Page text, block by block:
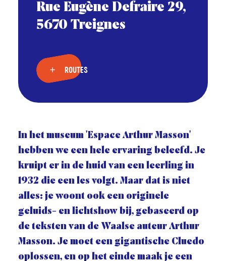
Rue Eugène Defraire 29,
5670 Treignes
ROUTES
In het museum 'Espace Arthur Masson'
hebben we een hele ervaring beleefd. Je
kruipt er in de huid van een leerling in
1932 die een les volgt. Maar dat is niet
alles: je woont ook een originele
geluids- en lichtshow bij, gebaseerd op
de teksten van de Waalse auteur Arthur
Masson. Je moet een gigantische Cluedo
oplossen, en op het einde maak je een